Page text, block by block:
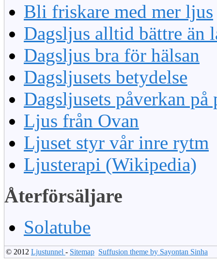
Bli friskare med mer ljus
Dagsljus alltid bättre än
Dagsljus bra för hälsan
Dagsljusets betydelse
Dagsljusets påverkan på
Ljus från Ovan
Ljuset styr vår inre rytm
Ljusterapi (Wikipedia)
Återförsäljare
Solatube
© 2012 Ljustunnel - Sitemap Suffusion theme by Sayontan Sinha